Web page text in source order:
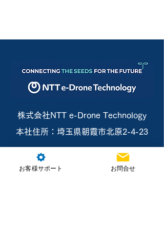
株式会社NTT e-Drone Technology
本社住所：埼玉県朝霞市北原2-4-23
お客様サポート お問合せ